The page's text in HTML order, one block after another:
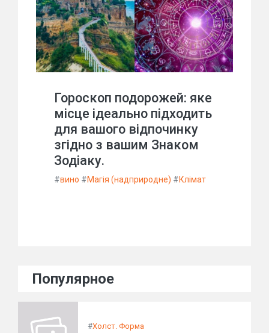
Гороскоп подорожей: яке
місце ідеально підходить
для вашого відпочинку
згідно з вашим Знаком
Зодіаку.
#вино #Магія (надприродне) #Клімат
Популярное
#Холст. Форма